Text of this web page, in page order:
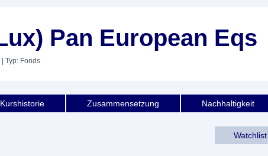
Pan European Eqs
| Typ: Fonds
Kurshistorie Zusammensetzung Nachhaltigkeit
Watchlist